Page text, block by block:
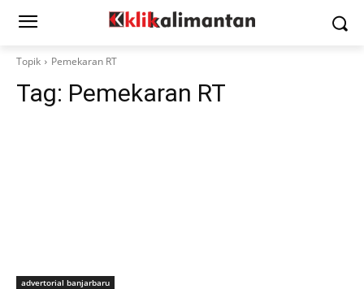
Topik Pemekaran RT
Tag: Pemekaran RT
advertorial banjarbaru